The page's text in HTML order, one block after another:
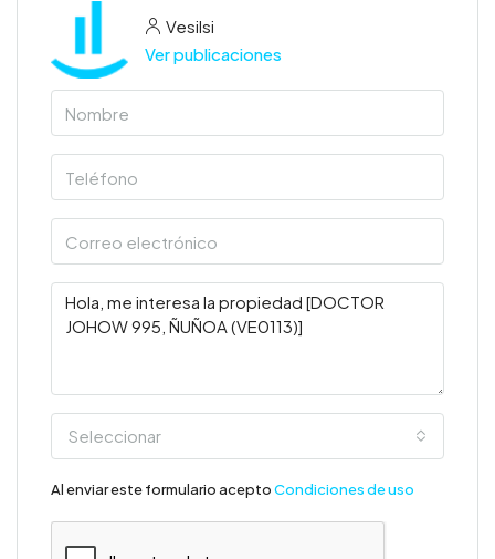
Vesilsi
Ver publicaciones
Seleccionar
Al enviar este formulario aceptoCondiciones de uso